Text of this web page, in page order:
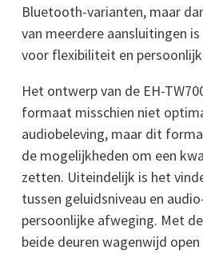
Bluetooth-varianten, maar
van meerdere aansluitingen
voor flexibiliteit en
Het ontwerp van de EH-
formaat misschien niet
audiobeleving, maar dit
de mogelijkheden om een
zetten. Uiteindelijk is het
tussen geluidsniveau en
persoonlijke afweging. Met
beide deuren wagenwijd